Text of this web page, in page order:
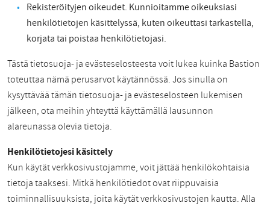
Rekisteröityjen oikeudet. Kunnioitamme oikeuksiasi
henkilötietojen käsittelyssä, kuten oikeuttasi tarkastella,
korjata tai poistaa henkilötietojasi.
Tästä tietosuoja- ja evästeselosteesta voit lukea kuinka Bastion
toteuttaa nämä perusarvot käytännössä. Jos sinulla on
kysyttävää tämän tietosuoja- ja evästeselosteen lukemisen
jälkeen, ota meihin yhteyttä käyttämällä lausunnon
alareunassa olevia tietoja.
Henkilötietojesi käsittely
Kun käytät verkkosivustojamme, voit jättää henkilökohtaisia
tietoja taaksesi. Mitkä henkilötiedot ovat riippuvaisia
toiminnallisuuksista, joita käytät verkkosivustojen kautta. Alla